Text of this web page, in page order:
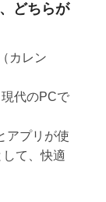
どちらが
カレン
代のPCで
アプリが使
て、快適